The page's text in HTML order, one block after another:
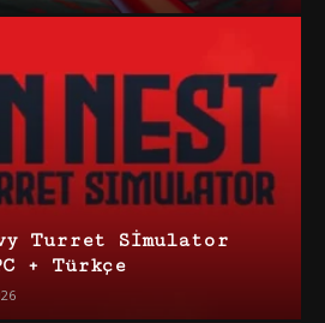
Turret Simulator
+ Türkçe